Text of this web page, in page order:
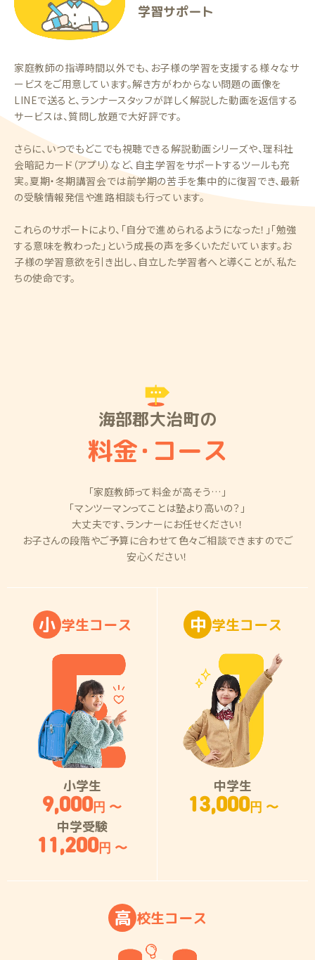
学習サポート
家庭教師の指導時間以外でも、お子様の学習を支援する様々なサ
ービスをご用意しています。解き方がわからない問題の画像を
LINEで送ると、ランナースタッフが詳しく解説した動画を返信する
サービスは、質問し放題で大好評です。
さらに、いつでもどこでも視聴できる解説動画シリーズや、理科社
会暗記カード（アプリ）など、自主学習をサポートするツールも充
実。夏期・冬期講習会では前学期の苦手を集中的に復習でき、最新
の受験情報発信や進路相談も行っています。
これらのサポートにより、「自分で進められるようになった！」「勉強
する意味を教わった」という成長の声を多くいただいています。お
子様の学習意欲を引き出し、自立した学習者へと導くことが、私た
ちの使命です。
海部郡大治町の
料金・コース
「家庭教師って料金が高そう…」
「マンツーマンってことは塾より高いの？」
大丈夫です、ランナーにお任せください！
お子さんの段階やご予算に合わせて色々ご相談できますのでご
安心ください！
小 学生コース
小学生
9,000円 〜
中学受験
11,200円 〜
中 学生コース
中学生
13,000円 〜
高 校生コース